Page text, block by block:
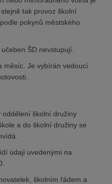
tak provoz školní
pokynů městského
ŠD nevstupují.
měsíc. Je vybírán vedoucí
oddělení školní družiny
a do školní družiny se
údaji uvedenými na
školním řádem a